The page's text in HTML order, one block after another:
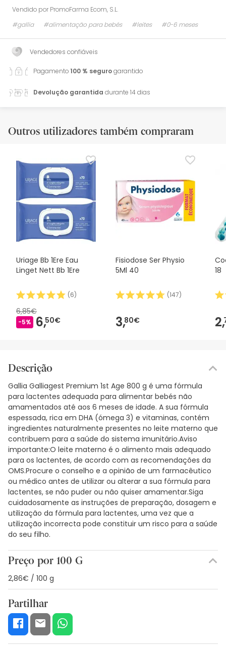
Vendido por PromoFarma Ecom, S.L.
#gallia
#alimentação para bebés #leites #0-6 meses
Vendedores confiáveis
Pagamento100 % segurogarantido
Devolução garantida durante 14 dias
Outros utilizadores também compraram
Uriage Bb 1Ere Eau
Linget Nett Bb 1Ere
(6)
6,85€
-5% 6,50€
Fisiodose Ser Physio
5Ml 40
(147)
3,80€
18
2,
Descrição
Gallia Galliagest Premium 1st Age 800 g é uma fórmula
para lactentes adequada para alimentar bebés não
amamentados até aos 6 meses de idade. A sua fórmula
espessada, rica em DHA (ómega 3) e vitaminas, contém
ingredientes naturalmente presentes no leite materno que
contribuem para a saúde do sistema imunitário.Aviso
importante:O leite materno é o alimento mais adequado
para os lactentes, de acordo com as recomendações da
OMS.Procure o conselho e a opinião de um farmacêutico
ou médico antes de utilizar ou alterar a sua fórmula para
lactentes, se não puder ou não quiser amamentar.Siga
cuidadosamente as instruções de preparação, dosagem e
utilização da fórmula para lactentes, uma vez que a
utilização incorrecta pode constituir um risco para a saúde
do seu filho.
Preço por 100 G
2,86€ / 100 g
Partilhar